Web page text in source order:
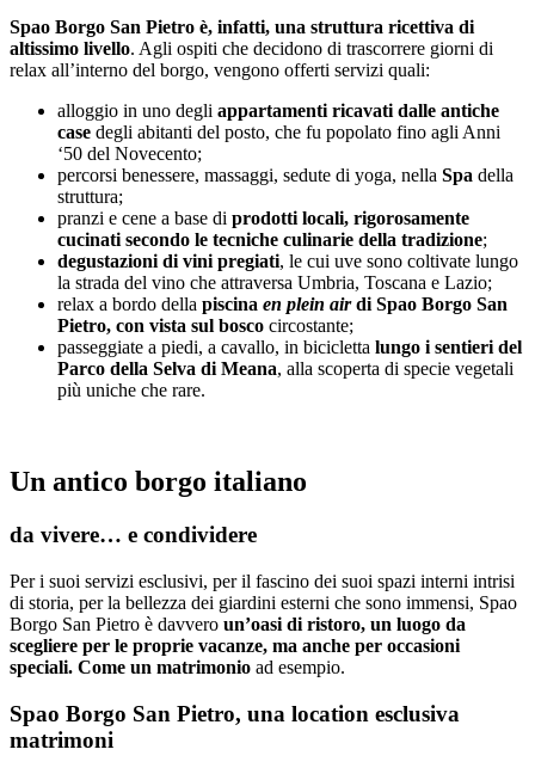
Spao Borgo San Pietro è, infatti, una struttura ricettiva di
altissimo livello. Agli ospiti che decidono di trascorrere giorni di
relax all’interno del borgo, vengono offerti servizi quali:
alloggio in uno degli appartamenti ricavati dalle antiche
case degli abitanti del posto, che fu popolato fino agli Anni
‘50 del Novecento;
percorsi benessere, massaggi, sedute di yoga, nella Spa della
struttura;
pranzi e cene a base di prodotti locali, rigorosamente
cucinati secondo le tecniche culinarie della tradizione;
degustazioni di vini pregiati, le cui uve sono coltivate lungo
la strada del vino che attraversa Umbria, Toscana e Lazio;
relax a bordo della piscina en plein airdi Spao Borgo San
Pietro, con vista sul bosco circostante;
passeggiate a piedi, a cavallo, in bicicletta lungo i sentieri del
Parco della Selva di Meana, alla scoperta di specie vegetali
più uniche che rare.
Un antico borgo italiano
da vivere… e condividere
Per i suoi servizi esclusivi, per il fascino dei suoi spazi interni intrisi
di storia, per la bellezza dei giardini esterni che sono immensi, Spao
Borgo San Pietro è davvero un’oasi di ristoro, un luogo da
scegliere per le proprie vacanze, ma anche per occasioni
speciali. Come un matrimonio ad esempio.
Spao Borgo San Pietro, una location esclusiva
matrimoni